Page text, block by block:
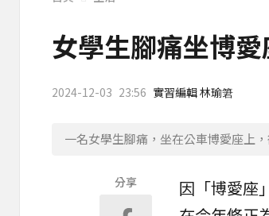
女學生腳痛坐博
2024-12-03 23:56 實習編輯 林瑜䇹
一名女學生腳痛，坐在公車博愛座上
分享 因「博愛座